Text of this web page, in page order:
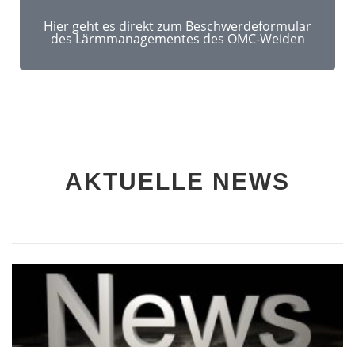
Hier geht es direkt zum Beschwerdeformular
des Lärmmanagementes des OMC-Weiden
AKTUELLE NEWS